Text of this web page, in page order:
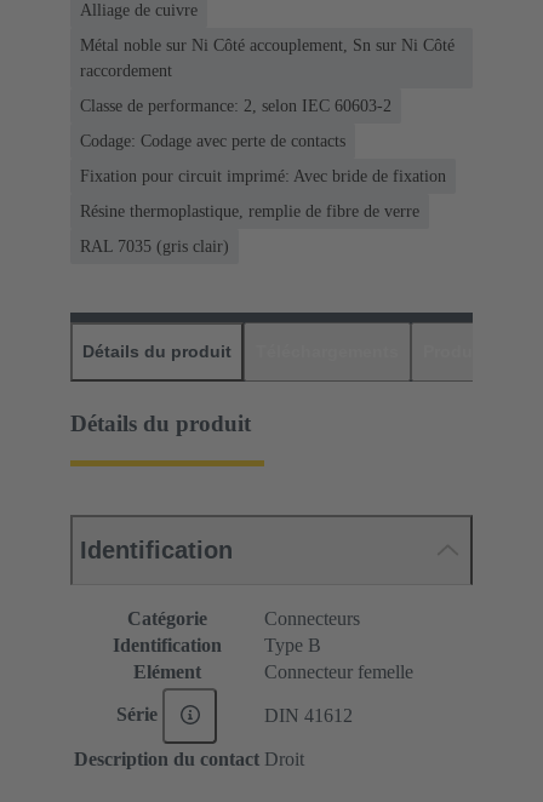
Alliage de cuivre
Métal noble sur Ni Côté accouplement, Sn sur Ni Côté
raccordement
Classe de performance: 2, selon IEC 60603-2
Codage: Codage avec perte de contacts
Fixation pour circuit imprimé: Avec bride de fixation
Résine thermoplastique, remplie de fibre de verre
RAL 7035 (gris clair)
Détails du produit
Détails du produit
Identification
Catégorie
Connecteurs
Identification
Type B
Elément
Connecteur femelle
Série DIN 41612
Description du contact Droit